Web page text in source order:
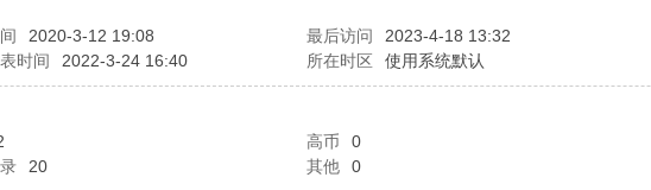
2020-3-12 19:08 最后访问
2023-4-18 13:32
时间 2022-3-24 16:40 所在时区 使用系统默认
高币
0
20 其他
0